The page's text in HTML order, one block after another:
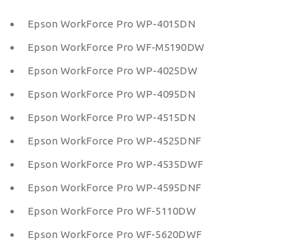
Epson WorkForce Pro WP-4015DN
Epson WorkForce Pro WF-M5190DW
Epson WorkForce Pro WP-4025DW
Epson WorkForce Pro WP-4095DN
Epson WorkForce Pro WP-4515DN
Epson WorkForce Pro WP-4525DNF
Epson WorkForce Pro WP-4535DWF
Epson WorkForce Pro WP-4595DNF
Epson WorkForce Pro WF-5110DW
Epson WorkForce Pro WF-5620DWF